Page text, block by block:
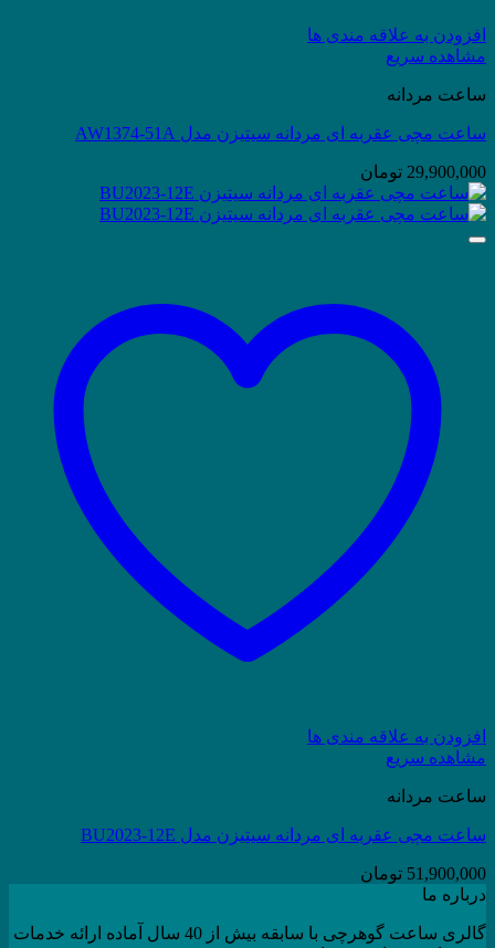
افزودن به علاقه مندی ها
مشاهده سریع
ساعت مردانه
ساعت مچی عقربه ای مردانه سیتیزن مدل AW1374-51A
29,900,000 تومان
افزودن به علاقه مندی ها
مشاهده سریع
ساعت مردانه
ساعت مچی عقربه ای مردانه سیتیزن مدل BU2023-12E
51,900,000 تومان
درباره ما
گالری ساعت گوهرچی با سابقه بیش از 40 سال آماده ارائه خدمات